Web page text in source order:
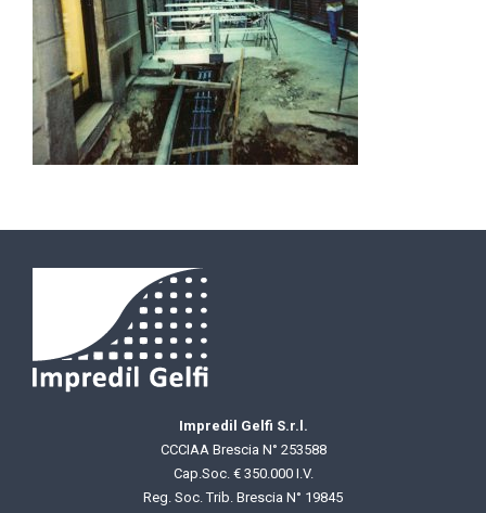
Impredil Gelfi S.r.l.
CCCIAA Brescia N° 253588
Cap.Soc. € 350.000 I.V.
Reg. Soc. Trib. Brescia N° 19845